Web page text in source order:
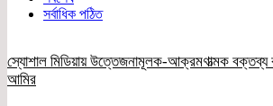
সর্বাধিক পঠিত
স্যোশাল মিডিয়ায় উত্তেজনামূলক-আক্রমণাত্মক বক্তব্য
আমির